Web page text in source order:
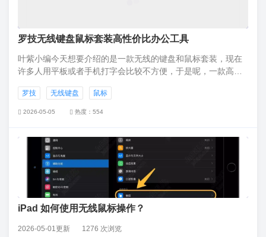
罗技无线键盘鼠标套装高性价比办公工具
叶紫小编今天想要介绍的是一款无线的键盘和鼠标套装，现在
许多人用平板或者手机打字会比较不方便，于是呢，一款高性
罗技 无线键盘 鼠标
2026-05-05 热度：554
iPad 如何使用无线鼠标操作？
2026-05-01更新 1276 次浏览